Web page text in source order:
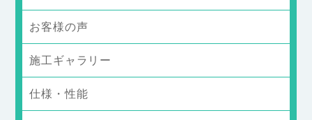
お客様の声
施工ギャラリー
仕様・性能